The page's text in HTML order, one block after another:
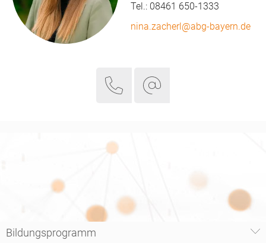
Tel.: 08461 650-1333
nina.zacherl@abg-bayern.de
Bildungsprogramm